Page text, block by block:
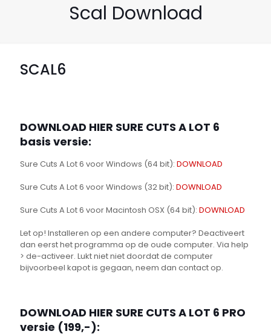
Scal Download
SCAL6
DOWNLOAD HIER SURE CUTS A LOT 6
basis versie:
Sure Cuts A Lot 6 voor Windows (64 bit): DOWNLOAD
Sure Cuts A Lot 6 voor Windows (32 bit): DOWNLOAD
Sure Cuts A Lot 6 voor Macintosh OSX (64 bit): DOWNLOAD
Let op! Installeren op een andere computer? Deactiveert
dan eerst het programma op de oude computer. Via help
> de-activeer. Lukt niet niet doordat de computer
bijvoorbeel kapot is gegaan, neem dan contact op.
DOWNLOAD HIER SURE CUTS A LOT 6 PRO
versie (199,-):